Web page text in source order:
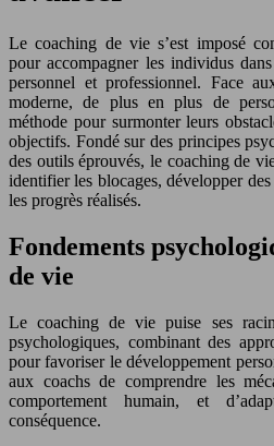
Le coaching de vie s’est imposé
pour accompagner les individus
personnel et professionnel. Face
moderne, de plus en plus de
méthode pour surmonter leurs
objectifs. Fondé sur des principes
des outils éprouvés, le coaching de
identifier les blocages, développer
les progrès réalisés.
Fondements
de vie
Le coaching de vie puise ses
psychologiques, combinant des
pour favoriser le développement
aux coachs de comprendre les
comportement humain, et
conséquence.